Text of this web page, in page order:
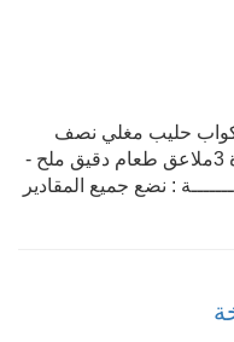
: :206: 3أكواب حليب مغلي نصف
غليه 3ملاعق طعام سمن نباتي أو زبدة 3ملاعق طعام دقيق ملح -
: نضع جميع المقادير